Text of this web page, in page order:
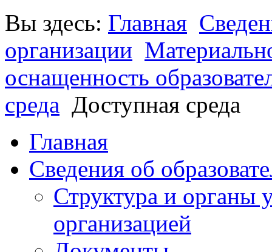
Вы здесь: Главная
организации
оснащенность
среда Доступная среда
Главная
Сведения об
Структура и органы
организацией